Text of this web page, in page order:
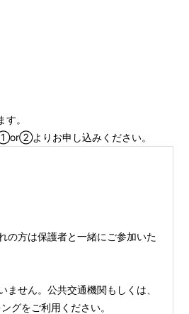
。
よりお申し込みください。
の方は保護者と一緒にご参加いた
ません。公共交通機関もしくは、
グをご利用ください。